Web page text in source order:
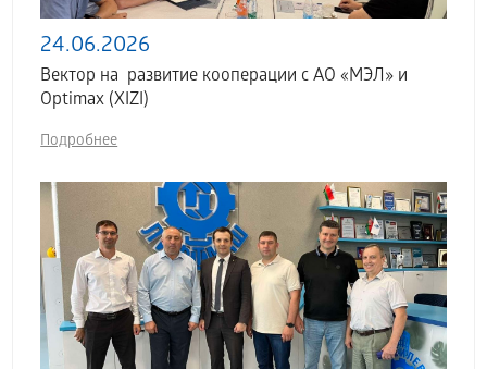
24.06.2026
Вектор на развитие кооперации с АО «МЭЛ» и
Optimax (XIZI)
Подробнее